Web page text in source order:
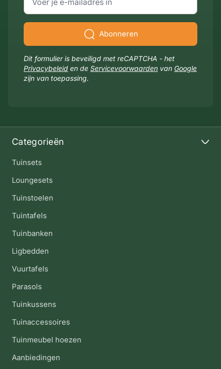
Categorieën
Tuinsets
Loungesets
Tuinstoelen
Tuintafels
Tuinbanken
Ligbedden
Vuurtafels
Parasols
Tuinkussens
Tuinaccessoires
Tuinmeubel hoezen
Aanbiedingen
Abonneren
Dit formulier is beveiligd met reCAPTCHA - het
Privacybeleid en de Servicevoorwaarden van Google
zijn van toepassing.